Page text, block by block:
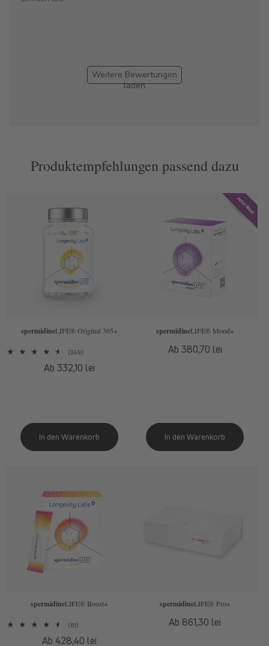
Weitere Bewertungen
laden
Produktempfehlungen passend dazu
spermidineLIFE® Original 365+
(349)349
insgesamt
Normaler
Ab 332,10 lei
spermidineLIFE® Mood+
Normaler
Ab 380,70 lei
spermidineLIFE® Boost+
(61)61
insgesamt
Normaler
Ab 428,40 lei
spermidineLIFE® Pro+
Normaler
Ab 861,30 lei